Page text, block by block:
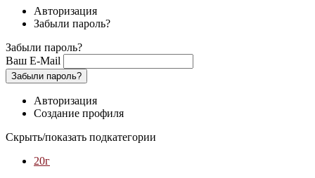
Авторизация
Забыли пароль?
Забыли пароль?
Ваш E-Mail
Забыли пароль?
Авторизация
Создание профиля
Скрыть/показать подкатегории
20г